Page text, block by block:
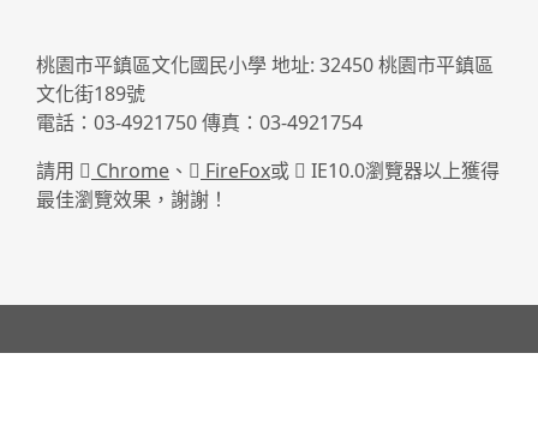
桃園市平鎮區文化國民小學 地址: 32450 桃園市平鎮區
文化街189號
電話：03-4921750 傳真：03-4921754
請用
Chrome 、 FireFox或
IE10.0瀏覽器以上獲得
最佳瀏覽效果，謝謝！